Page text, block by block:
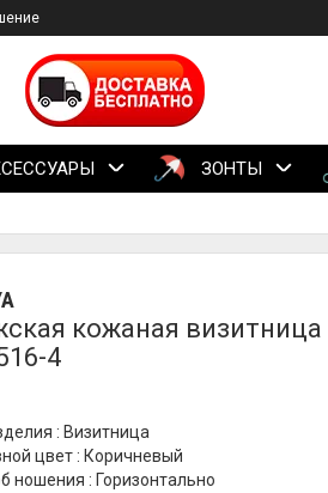
ЗОНТЫ
кожаная визитница
4
: Визитница
цвет : Коричневый
ношения : Горизонтально